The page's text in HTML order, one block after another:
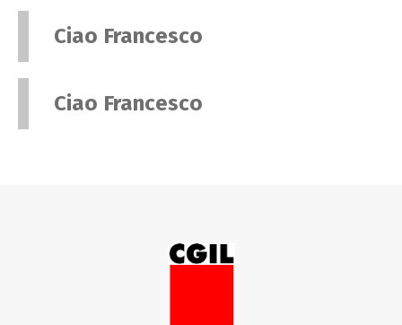
Ciao Francesco
Ciao Francesco